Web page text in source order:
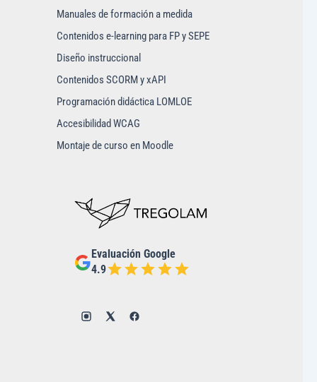
Manuales de formación a medida
Contenidos e-learning para FP y SEPE
Diseño instruccional
Contenidos SCORM y xAPI
Programación didáctica LOMLOE
Accesibilidad WCAG
Montaje de curso en Moodle
Evaluación Google
4.9